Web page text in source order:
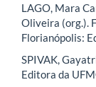
LAGO, Mara
Oliveira (org.).
Florianópolis:
SPIVAK,
Editora da